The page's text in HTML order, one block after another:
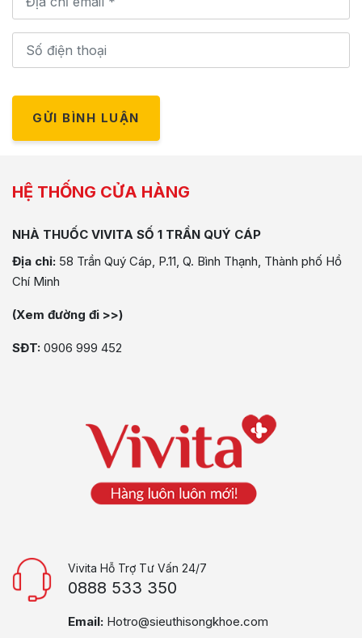
GỬI BÌNH LUẬN
HỆ THỐNG CỬA HÀNG
NHÀ THUỐC VIVITA SỐ 1 TRẦN QUÝ CÁP
Địa chỉ: 58 Trần Quý Cáp, P.11, Q. Bình Thạnh, Thành phố Hồ
Chí Minh
(Xem đường đi >>)
SĐT: 0906 999 452
Vivita Hỗ Trợ Tư Vấn 24/7
0888 533 350
Email: Hotro@sieuthisongkhoe.com